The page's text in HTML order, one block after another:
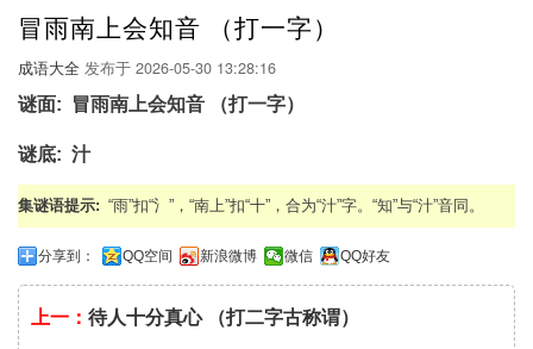
屑
冒雨南上会知音 （打一字）
成语大全 发布于 2026-05-30 13:28:16
谜面
冒雨南上会知音 （打一字）
谜底 汁
集谜语提示 “雨”扣“氵”，“南上”扣“十”，合为“汁”字。“知”与“汁”音同。
分享到： QQ空间 新浪微博 微信 QQ好友
上一： 待人十分真心 （打二字古称谓）